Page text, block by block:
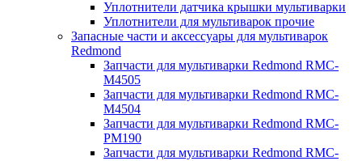
Уплотнители датчика крышки мультиварки
Уплотнители для мультиварок прочие
Запасные части и аксессуары для мультиварок
Redmond
Запчасти для мультиварки Redmond RMC-
M4505
Запчасти для мультиварки Redmond RMC-
M4504
Запчасти для мультиварки Redmond RMC-
PM190
Запчасти для мультиварки Redmond RMC-